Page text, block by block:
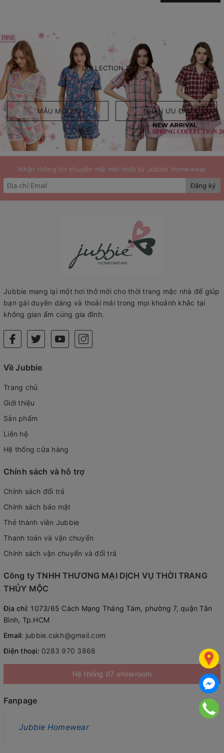
COLLECTION 2026
MẪU MỚI 26 NHẬN ƯU ĐÃI
Nhận thông tin khuyến mãi mới nhất từ Jubbie Homewear
Đăng ký
Jubbie mang lại một hơi thở mới cho thời trang mặc nhà để giúp
bạn gái duyên dáng và thoải mái trong mọi khoảnh khắc tại
không gian ấm cúng gia đình.
Về Jubbie
Trang chủ
Giới thiệu
Sản phẩm
Liên hệ
Hệ thống cửa hàng
Chính sách và hỗ trợ
Chính sách đổi trả
Chính sách bảo mật
Thẻ thành viên Jubbie
Thanh toán và vận chuyển
Chính sách vận chuyển và đổi trả
Công ty TNHH THƯƠNG MẠI DỊCH VỤ THỜI TRANG
THỦY MỘC
Địa chỉ: 1073/65 Cách Mạng Tháng Tám, phường 7, quận Tân
Bình, Tp.HCM
Email: jubbie.cskh@gmail.com
Điện thoại: 0283 970 3868
Hệ thống 07 showroom
Fanpage
Jubbie Homewear